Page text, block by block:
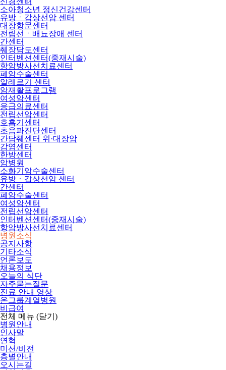
소아청소년 정신건강센터
유방ㆍ갑상선암 센터
대장항문센터
전립선ㆍ배뇨장애 센터
간센터
췌장담도센터
인터벤션센터(중재시술)
항암방사선치료센터
폐암수술센터
알레르기 센터
암재활프로그램
여성암센터
응급의료센터
전립선암센터
호흡기센터
초음파진단센터
간담췌센터 위·대장암
감염센터
한방센터
암병원
소화기암수술센터
유방ㆍ갑상선암 센터
간센터
폐암수술센터
여성암센터
전립선암센터
인터벤션센터(중재시술)
항암방사선치료센터
병원소식
공지사항
기타소식
언론보도
채용정보
오늘의 식단
자주묻는질문
진료 안내 영상
온그룹계열병원
비급여
전체 메뉴 (닫기)
병원안내
인사말
연혁
미션/비전
층별안내
오시는길